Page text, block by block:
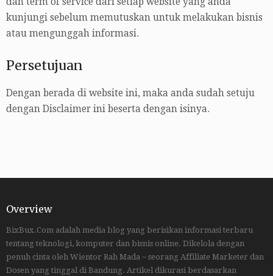
kunjungi sebelum memutuskan untuk melakukan bisnis
atau mengunggah informasi.
Persetujuan
Dengan berada di website ini, maka anda sudah setuju
dengan Disclaimer ini beserta dengan isinya.
Overview
BixBux.Com adalah media blog yang berisikan informasi terbaru
tentang teknologi, komputer dan bisnis online. Dikelola dengan
penuh cinta oleh Wientor Rah Mada ~ seorang Affiliate Marketer dan
Dosen yang tinggal di Bandung. Artikel dikurasi berdasarkan